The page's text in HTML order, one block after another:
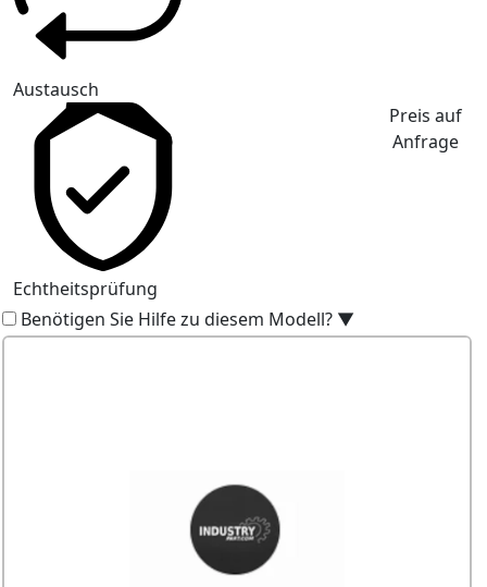
Austausch
Echtheitsprüfung
Preis auf
Anfrage
Benötigen Sie Hilfe zu diesem Modell? ▼